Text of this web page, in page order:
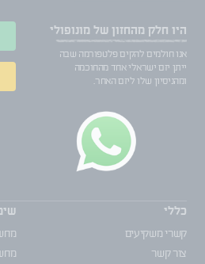
היו חלק מהחזון של מונופולי
אנו חולמים להקים פלטפורמה שבה
ייתן יזם ישראלי אחד מהחוכמה
ומהניסיון שלו ליזם האחר.
כללי
קשרי משקיעים
צור קשר